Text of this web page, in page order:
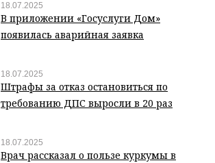
18.07.2025
В приложении «Госуслуги Дом»
появилась аварийная заявка
18.07.2025
Штрафы за отказ остановиться по
требованию ДПС выросли в 20 раз
18.07.2025
Врач рассказал о пользе куркумы в